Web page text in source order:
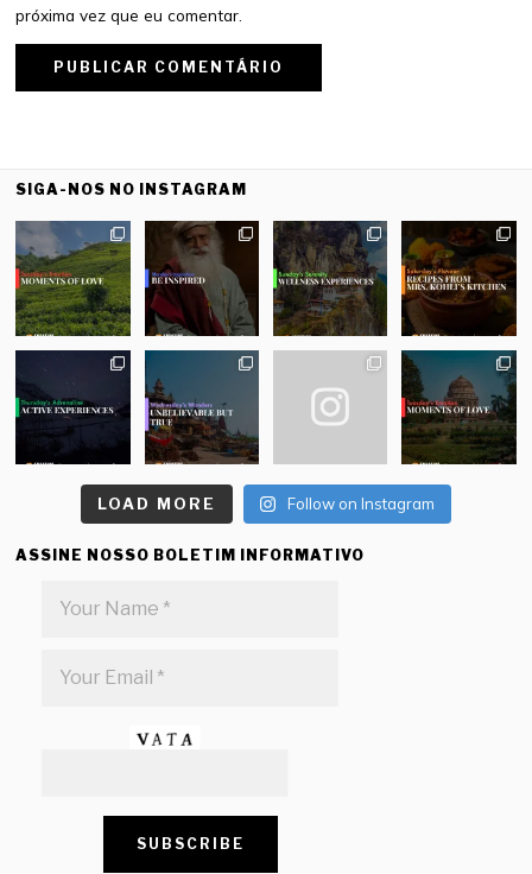
próxima vez que eu comentar.
SIGA-NOS NO INSTAGRAM
LOAD MORE Follow on Instagram
ASSINE NOSSO BOLETIM INFORMATIVO